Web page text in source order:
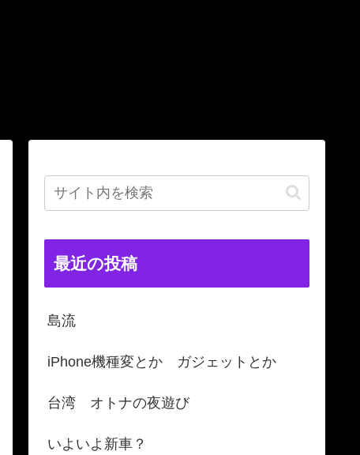
最近の投稿
島流
iPhone機種変とか ガジェットとか
台湾 オトナの夜遊び
いよいよ新車？